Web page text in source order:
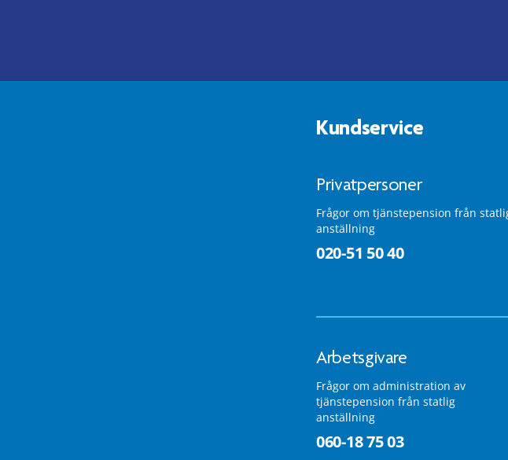
Kundservice
Privatpersoner
Frågor om tjänstepension från
anställning
020-51 50 40
Arbetsgivare
Frågor om administration av
tjänstepension från statlig
anställning
060-18 75 03